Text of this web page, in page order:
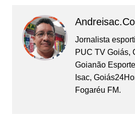
Jornalista
PUC TV Goiás,
Goianão
Isac,
Fogaréu FM.